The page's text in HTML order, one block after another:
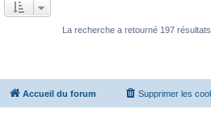
La recherche a retourné 197 résultats
Accueil du forum Supprimer les